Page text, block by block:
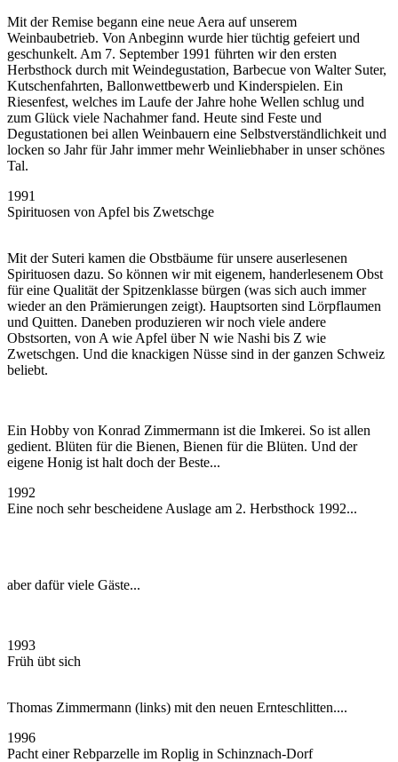
Mit der Remise begann eine neue Aera auf unserem
Weinbaubetrieb. Von Anbeginn wurde hier tüchtig gefeiert und
geschunkelt. Am 7. September 1991 führten wir den ersten
Herbsthock durch mit Weindegustation, Barbecue von Walter Suter,
Kutschenfahrten, Ballonwettbewerb und Kinderspielen. Ein
Riesenfest, welches im Laufe der Jahre hohe Wellen schlug und
zum Glück viele Nachahmer fand. Heute sind Feste und
Degustationen bei allen Weinbauern eine Selbstverständlichkeit und
locken so Jahr für Jahr immer mehr Weinliebhaber in unser schönes
Tal.
1991
Spirituosen von Apfel bis Zwetschge
Mit der Suteri kamen die Obstbäume für unsere auserlesenen
Spirituosen dazu. So können wir mit eigenem, handerlesenem Obst
für eine Qualität der Spitzenklasse bürgen (was sich auch immer
wieder an den Prämierungen zeigt). Hauptsorten sind Lörpflaumen
und Quitten. Daneben produzieren wir noch viele andere
Obstsorten, von A wie Apfel über N wie Nashi bis Z wie
Zwetschgen. Und die knackigen Nüsse sind in der ganzen Schweiz
beliebt.
Ein Hobby von Konrad Zimmermann ist die Imkerei. So ist allen
gedient. Blüten für die Bienen, Bienen für die Blüten. Und der
eigene Honig ist halt doch der Beste...
1992
Eine noch sehr bescheidene Auslage am 2. Herbsthock 1992...
aber dafür viele Gäste...
1993
Früh übt sich
Thomas Zimmermann (links) mit den neuen Ernteschlitten....
1996
Pacht einer Rebparzelle im Roplig in Schinznach-Dorf